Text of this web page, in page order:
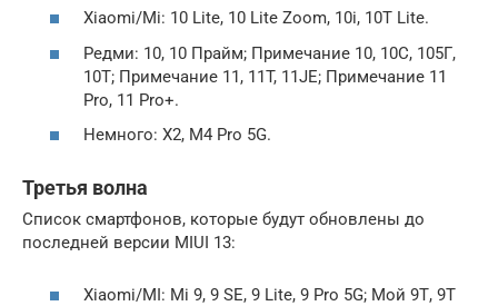
Xiaomi/Mi: 10 Lite, 10 Lite Zoom, 10i, 10T Lite.
Редми: 10, 10 Прайм; Примечание 10, 10С, 105Г,
10Т; Примечание 11, 11T, 11JE; Примечание 11
Pro, 11 Pro+.
Немного: X2, M4 Pro 5G.
Третья волна
Список смартфонов, которые будут обновлены до
последней версии MIUI 13:
Xiaomi/MI: Mi 9, 9 SE, 9 Lite, 9 Pro 5G; Мой 9Т, 9Т